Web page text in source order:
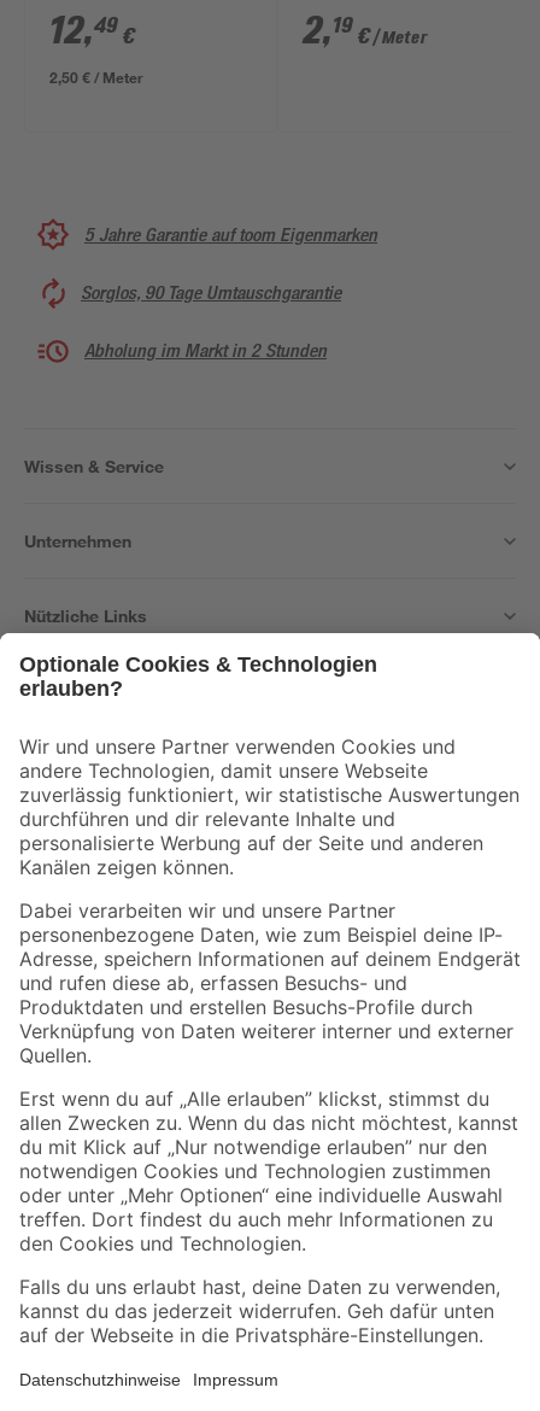
12,49 €
2,50 € / Meter
2,19 €/ Meter
5 Jahre Garantie auf toom Eigenmarken
Sorglos, 90 Tage Umtauschgarantie
Abholung im Markt in 2 Stunden
Wissen & Service
Unternehmen
Nützliche Links
Der toom Newsletter: Keine Angebote und Aktionen mehr verpassen!
Zur Newsletter Anmeldung
Folge uns
Zahlungsarten Versandarten
Sicher einkaufen
Jetzt die toom-App herunterladen
Alle Preisangaben in EUR inkl. gesetzl. MwSt.. Die dargestellten Angebote sind unter
Umständen nicht in allen Märkten verfügbar. Die angegebenen Verfügbarkeiten beziehen
Produkte nur solange der Vorrat reicht.
*Paketversand ab 59 € versandkostenfrei, gilt nicht für Artikel mit Speditionsversand, hier